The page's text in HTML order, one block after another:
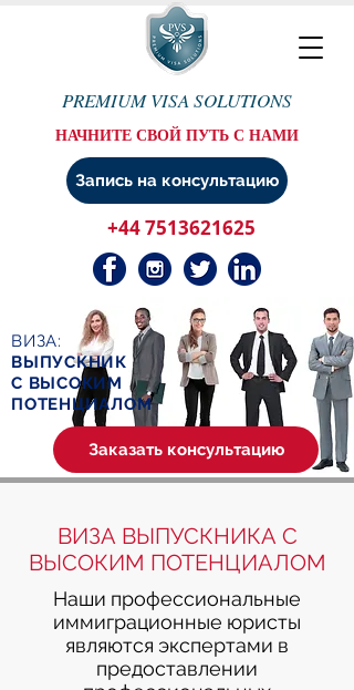
PREMIUM VISA SOLUTIONS
+44 7513621625
НАЧНИТЕ СВОЙ ПУТЬ С НАМИ
Запись на консультацию
ВИЗА:
ВЫПУСКНИК
С ВЫСОКИМ
ПОТЕНЦИАЛОМ
Заказать консультацию
ВИЗА ВЫПУСКНИКА С
ВЫСОКИМ ПОТЕНЦИАЛОМ
Наши профессиональные
иммиграционные юристы
являются экспертами в
предоставлении